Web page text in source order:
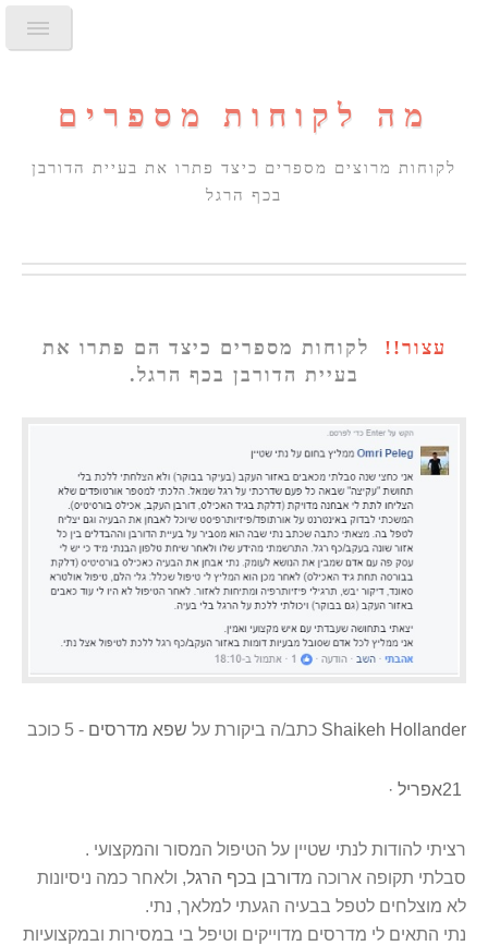
מה לקוחות מספרים
לקוחות מרוצים מספרים כיצד פתרו את בעיית הדורבן
בכף הרגל
עצור!!
לקוחות מספרים כיצד הם פתרו את
בעיית הדורבן בכף הרגל.
Shaikeh Hollander ‏ כתב/ה ביקורת על ‏ ‏שפא מדרסים‏ ‏ - ‏‏5‏ כוכב‏
21אפריל ·
רציתי להודות לנתי שטיין על הטיפול המסור והמקצועי .
סבלתי תקופה ארוכה מדורבן בכף הרגל, ולאחר כמה ניסיונות
לא מוצלחים לטפל בבעיה הגעתי למלאך, נתי.
נתי התאים לי מדרסים מדוייקים וטיפל בי במסירות ובמקצועיות